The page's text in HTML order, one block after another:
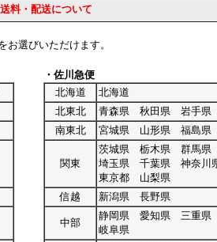
・配送について
選びいただけます。
・佐川急便
北海道
北海道
北東北
青森県 秋田県 岩手県
南東北
宮城県 山形県 福島県
関東
茨城県 栃木県 群馬県
埼玉県 千葉県 神奈川
東京都 山梨県
信越 新潟県 長野県
中部
静岡県 愛知県 三重県
岐阜県